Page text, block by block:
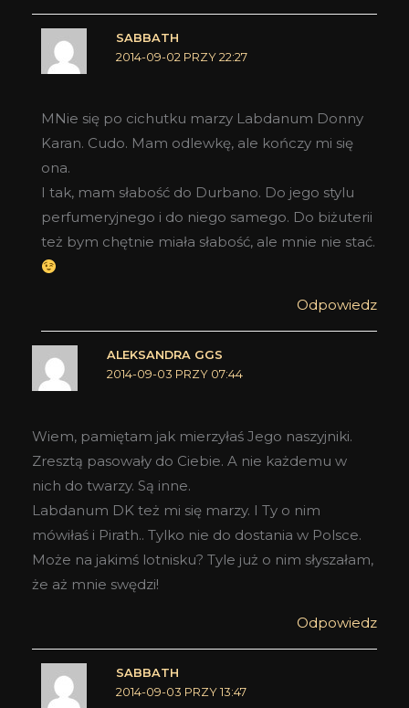
SABBATH
2014-09-02 PRZY 22:27
MNie się po cichutku marzy Labdanum Donny
Karan. Cudo. Mam odlewkę, ale kończy mi się
ona.
I tak, mam słabość do Durbano. Do jego stylu
perfumeryjnego i do niego samego. Do biżuterii
też bym chętnie miała słabość, ale mnie nie stać.
Odpowiedz
ALEKSANDRA GGS
2014-09-03 PRZY 07:44
Wiem, pamiętam jak mierzyłaś Jego naszyjniki.
Zresztą pasowały do Ciebie. A nie każdemu w
nich do twarzy. Są inne.
Labdanum DK też mi się marzy. I Ty o nim
mówiłaś i Pirath.. Tylko nie do dostania w Polsce.
Może na jakimś lotnisku? Tyle już o nim słyszałam,
że aż mnie swędzi!
Odpowiedz
SABBATH
2014-09-03 PRZY 13:47